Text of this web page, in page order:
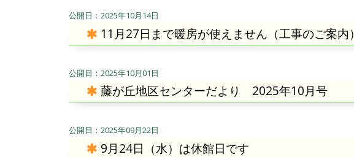
2025年10月14日
11月27日まで暖房が使えません（工事のご案内）
2025年10月01日
藤が丘地区センターだより 2025年10月号
2025年09月22日
9月24日（水）は休館日です